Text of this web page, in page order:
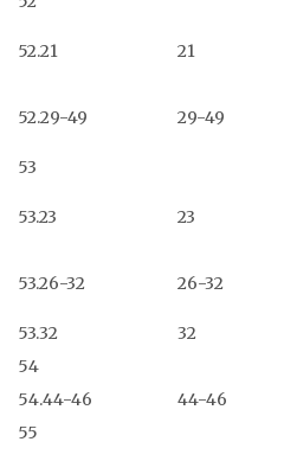
52.21 21
52.29-49 29-49
53
53.23 23
53.26-32 26-32
53.32 32
54
54.44-46
44-46
55